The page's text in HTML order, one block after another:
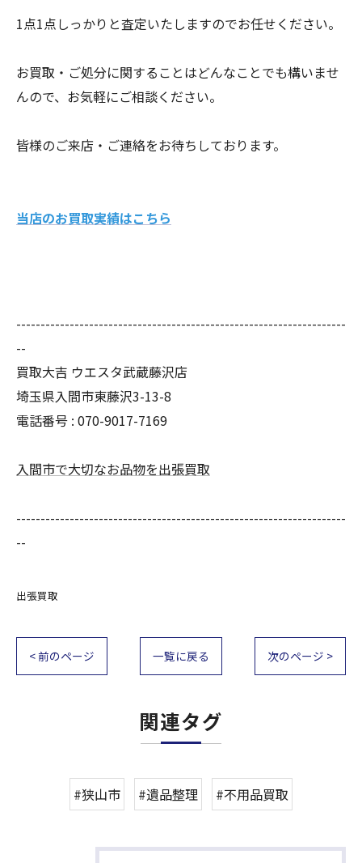
1点1点しっかりと査定いたしますのでお任せください。
お買取・ご処分に関することはどんなことでも構いませ
んので、お気軽にご相談ください。
皆様のご来店・ご連絡をお待ちしております。
当店のお買取実績はこちら
--------------------------------------------------------------------
--
買取大吉 ウエスタ武蔵藤沢店
埼玉県入間市東藤沢3-13-8
電話番号 : 070-9017-7169
入間市で大切なお品物を出張買取
--------------------------------------------------------------------
--
出張買取
< 前のページ 一覧に戻る 次のページ >
関連タグ
#狭山市 #遺品整理 #不用品買取